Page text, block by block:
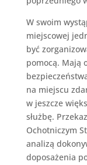
W swoim
miejscowej
być
pomocą. Mają
na miejscu
w jeszcze
służbę.
Ochotniczym
analizą
doposażenia